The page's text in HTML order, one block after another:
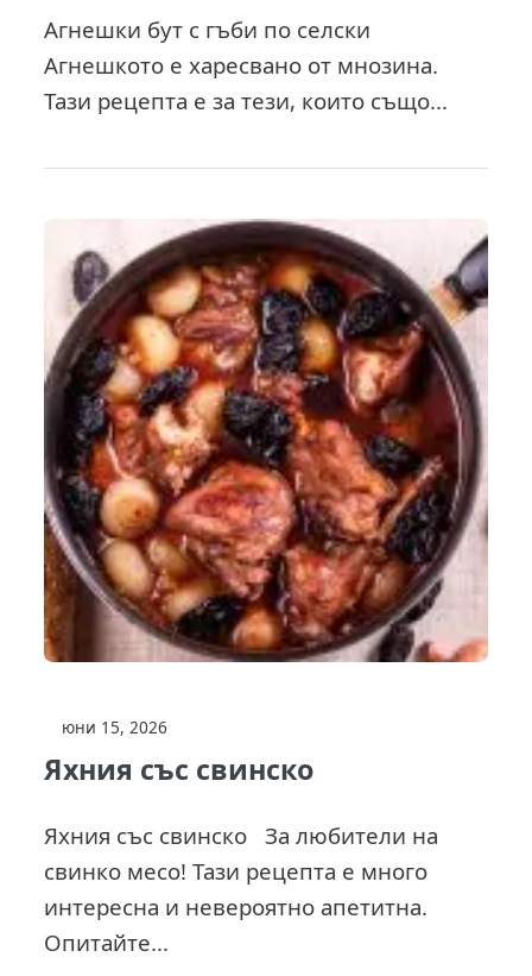
Агнешки бут с гъби по селски
Агнешкото е харесвано от мнозина.
Тази рецепта е за тези, които също...
юни 15, 2026
Яхния със свинско
Яхния със свинско За любители на
свинко месо! Тази рецепта е много
интересна и невероятно апетитна.
Опитайте...